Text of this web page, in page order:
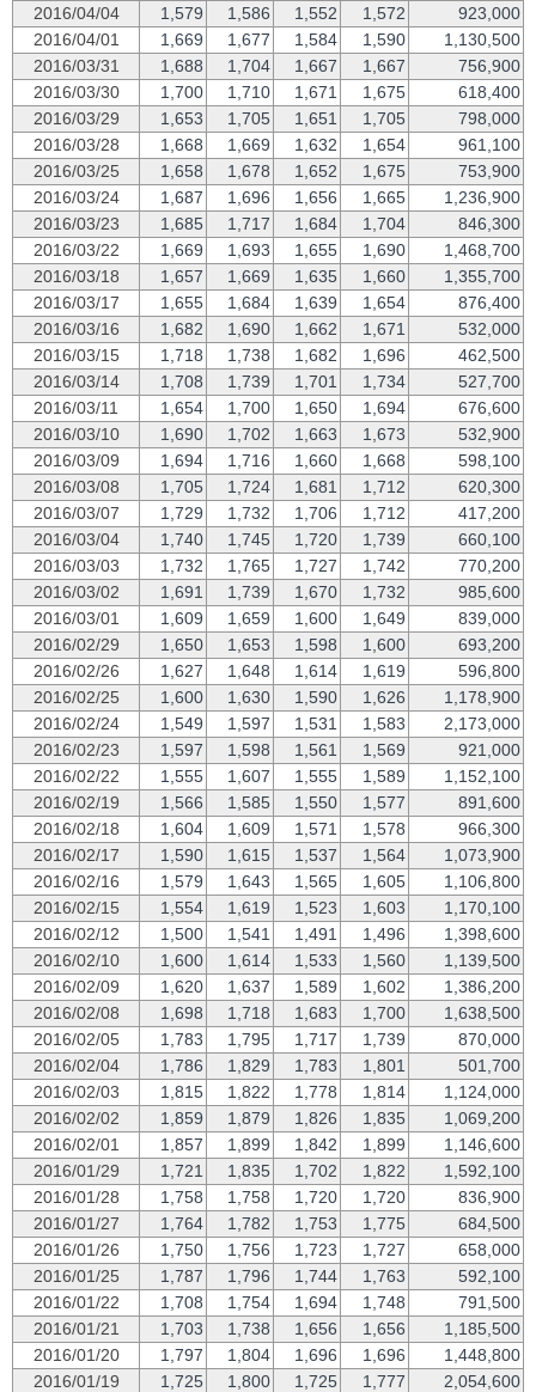
2016/04/04 1,579 1,586 1,552 1,572
923,000
2016/04/01
1,669 1,677 1,584 1,590
1,130,500
2016/03/31
1,688 1,704 1,667 1,667
756,900
2016/03/30
1,700 1,710 1,671 1,675
618,400
2016/03/29
1,653 1,705 1,651 1,705
798,000
2016/03/28
1,668 1,669 1,632 1,654
961,100
2016/03/25
1,658 1,678 1,652 1,675
753,900
2016/03/24
1,687 1,696 1,656 1,665
1,236,900
2016/03/23
1,685 1,717 1,684 1,704
846,300
2016/03/22
1,669 1,693 1,655 1,690
1,468,700
2016/03/18
1,657 1,669 1,635 1,660
1,355,700
2016/03/17
1,655 1,684 1,639 1,654
876,400
2016/03/16
1,682 1,690 1,662 1,671
532,000
2016/03/15
1,718 1,738 1,682 1,696
462,500
2016/03/14
1,708 1,739 1,701 1,734
527,700
2016/03/11
1,654 1,700 1,650 1,694
676,600
2016/03/10
1,690 1,702 1,663 1,673
532,900
2016/03/09
1,694 1,716 1,660 1,668
598,100
2016/03/08
1,705 1,724 1,681 1,712
620,300
2016/03/07
1,729 1,732 1,706 1,712
417,200
2016/03/04
1,740 1,745 1,720 1,739
660,100
2016/03/03
1,732 1,765 1,727 1,742
770,200
2016/03/02
1,691 1,739 1,670 1,732
985,600
2016/03/01
1,609 1,659 1,600 1,649
839,000
2016/02/29
1,650 1,653 1,598 1,600
693,200
2016/02/26
1,627 1,648 1,614 1,619
596,800
2016/02/25
1,600 1,630 1,590 1,626
1,178,900
2016/02/24
1,549 1,597 1,531 1,583
2,173,000
2016/02/23
1,597 1,598 1,561 1,569
921,000
2016/02/22
1,555 1,607 1,555 1,589
1,152,100
2016/02/19
1,566 1,585 1,550 1,577
891,600
2016/02/18
1,604 1,609 1,571 1,578
966,300
2016/02/17
1,590 1,615 1,537 1,564
1,073,900
2016/02/16
1,579 1,643 1,565 1,605
1,106,800
2016/02/15
1,554 1,619 1,523 1,603
1,170,100
2016/02/12
1,500 1,541 1,491 1,496
1,398,600
2016/02/10
1,600 1,614 1,533 1,560
1,139,500
2016/02/09
1,620 1,637 1,589 1,602
1,386,200
2016/02/08
1,698 1,718 1,683 1,700
1,638,500
2016/02/05
1,783 1,795 1,717 1,739
870,000
2016/02/04
1,786 1,829 1,783 1,801
501,700
2016/02/03
1,815 1,822 1,778 1,814
1,124,000
2016/02/02
1,859 1,879 1,826 1,835
1,069,200
2016/02/01
1,857 1,899 1,842 1,899
1,146,600
2016/01/29
1,721 1,835 1,702 1,822
1,592,100
2016/01/28
1,758 1,758 1,720 1,720
836,900
2016/01/27
1,764 1,782 1,753 1,775
684,500
2016/01/26
1,750 1,756 1,723 1,727
658,000
2016/01/25
1,787 1,796 1,744 1,763
592,100
2016/01/22
1,708 1,754 1,694 1,748
791,500
2016/01/21
1,703 1,738 1,656 1,656
1,185,500
2016/01/20
1,797 1,804 1,696 1,696
1,448,800
2016/01/19
1,725 1,800 1,725 1,777
2,054,600